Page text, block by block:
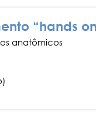
“hands
anatômicos